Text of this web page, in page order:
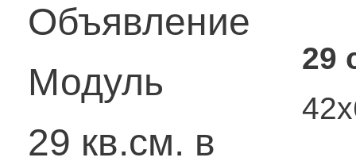
Объявление
Модуль
29 кв.см. в
29